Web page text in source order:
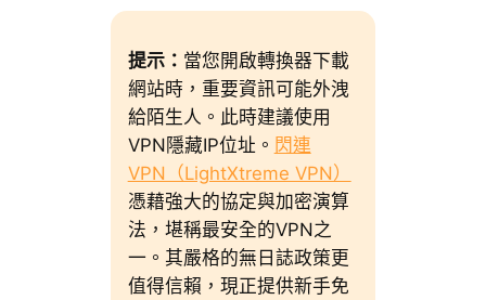
提示： 當您開啟轉換器下載
網站時，重要資訊可能外洩
給陌生人。此時建議使用
VPN隱藏IP位址。 閃連
VPN（LightXtreme VPN）
憑藉強大的協定與加密演算
法，堪稱最安全的VPN之
一。其嚴格的無日誌政策更
值得信賴，現正提供新手免